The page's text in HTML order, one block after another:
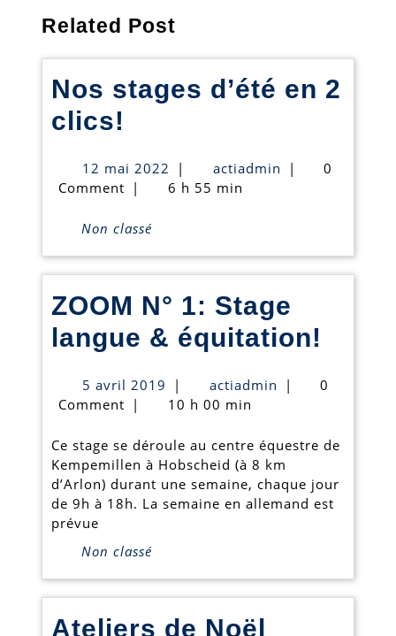
Related Post
Nos stages d’été en 2
clics!
d’été
clics!
12 mai 2022 12
mai
| actiadmin actiadmin
|
0
Comment | 6 h 55 min
Non classé
ZOOM N° 1: Stage
langue & équitation!
1:
&
5 avril 2019
avril
| actiadmin actiadmin
|
0
Comment | 10 h 00 min
Ce stage se déroule au centre équestre de
Kempemillen à Hobscheid (à 8 km
d’Arlon) durant une semaine, chaque jour
de 9h à 18h. La semaine en allemand est
prévue
Non classé
Ateliers de Noël